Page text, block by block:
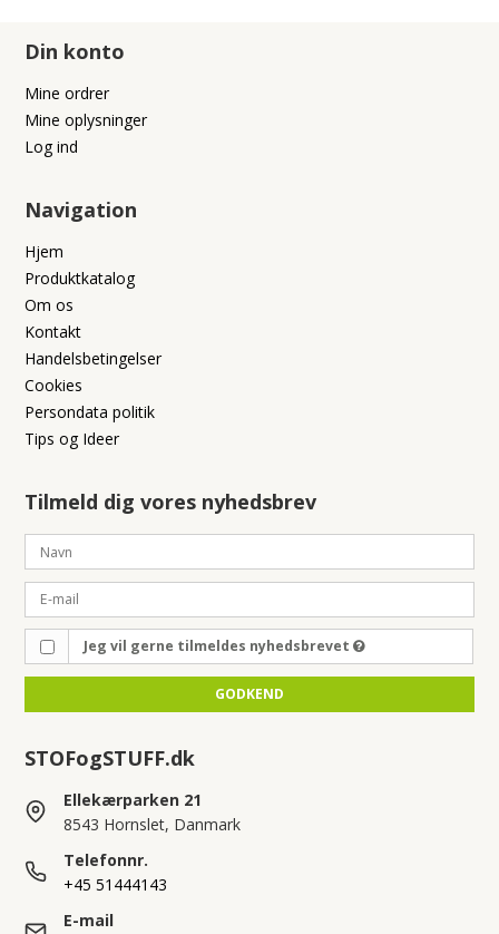
Din konto
Mine ordrer
Mine oplysninger
Log ind
Navigation
Hjem
Produktkatalog
Om os
Kontakt
Handelsbetingelser
Cookies
Persondata politik
Tips og Ideer
Tilmeld dig vores nyhedsbrev
Jeg vil gerne tilmeldes nyhedsbrevet
GODKEND
STOFogSTUFF.dk
Ellekærparken 21
8543 Hornslet, Danmark
Telefonnr.
+45 51444143
E-mail